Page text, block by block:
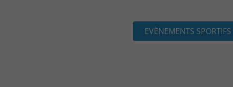
EVÈNEMENTS SPORTIFS